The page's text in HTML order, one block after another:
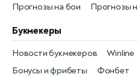
Прогнозы на бои Прогнозы
Букмекеры
Бонусы и фрибеты
Новости букмекеров
Фонбет
Winline